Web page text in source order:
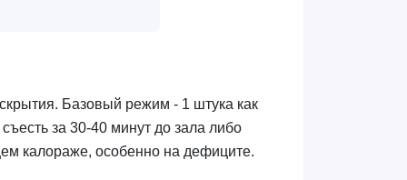
Базовый режим - 1 штука как
за 30-40 минут до зала либо
калораже, особенно на дефиците.